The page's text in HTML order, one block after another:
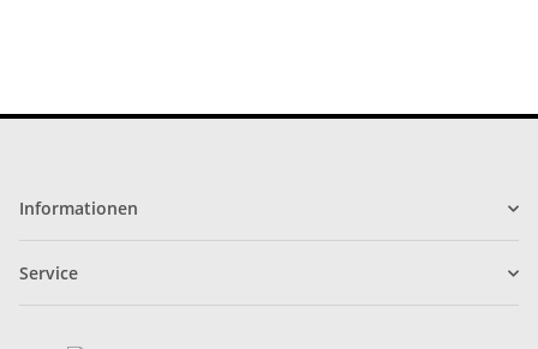
Informationen
Service